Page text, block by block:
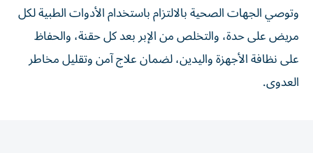
وتوصي الجهات الصحية بالالتزام باستخدام الأدوات الطبية لكل
مريض على حدة، والتخلص من الإبر بعد كل حقنة، والحفاظ
على نظافة الأجهزة واليدين، لضمان علاج آمن وتقليل مخاطر
العدوى.